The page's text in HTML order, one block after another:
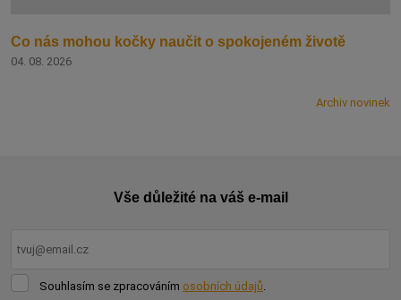
Co nás mohou kočky naučit o spokojeném životě
04. 08. 2026
Archiv novinek
Vše důležité na váš e-mail
Souhlasím
Souhlasím se zpracováním osobních údajů.